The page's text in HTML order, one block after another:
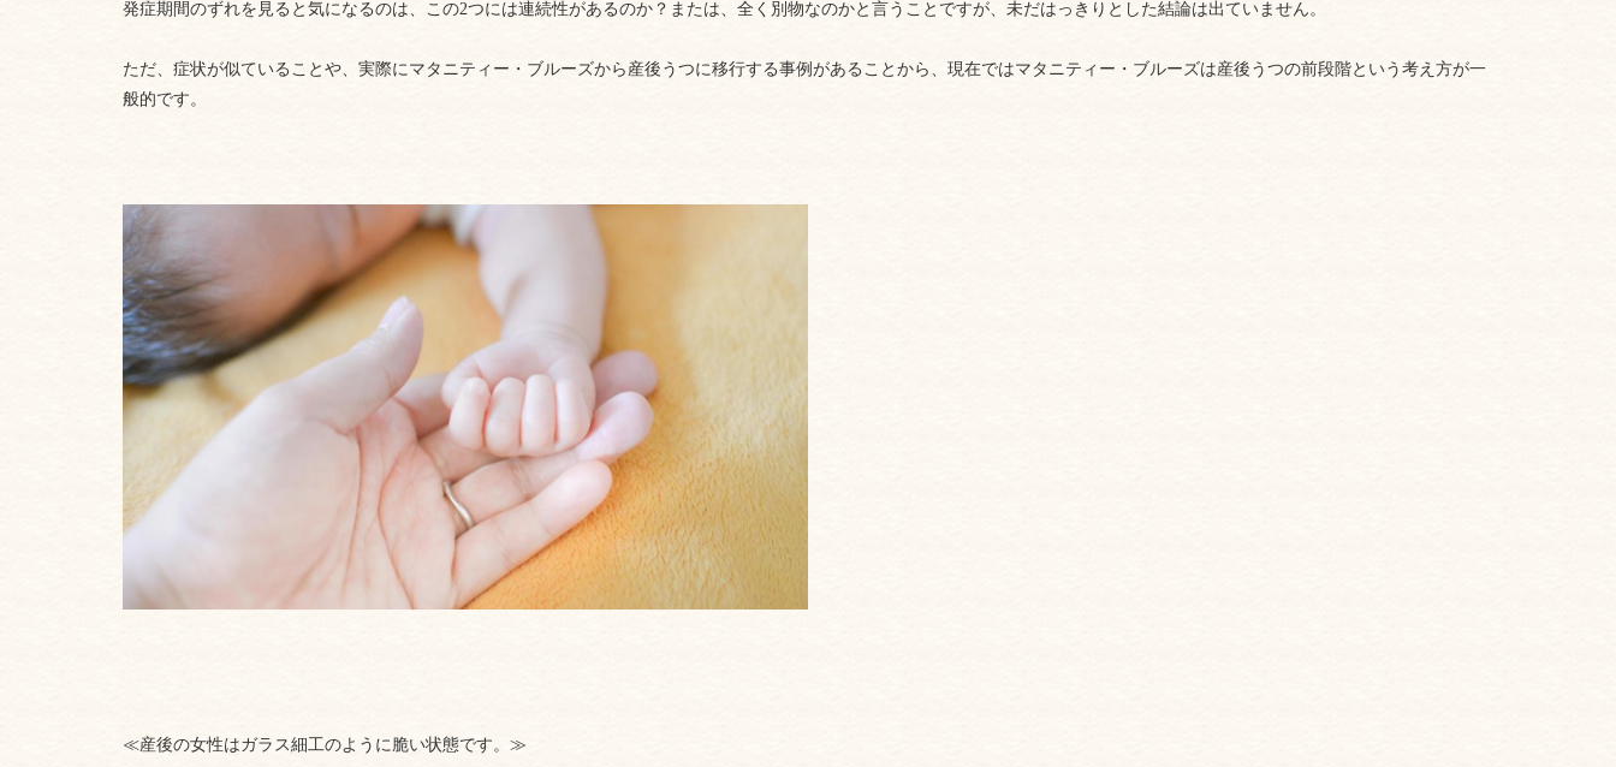
発症期間のずれを見ると気になるのは、この2つには連続性があるのか？または、全く別物なのかと言うことですが、未だはっきりとした結論は出ていません。
ただ、症状が似ていることや、実際にマタニティー・ブルーズから産後うつに移行する事例があることから、現在ではマタニティー・ブルーズは産後うつの前段階という考え方が一
般的です。
≪産後の女性はガラス細工のように脆い状態です。≫